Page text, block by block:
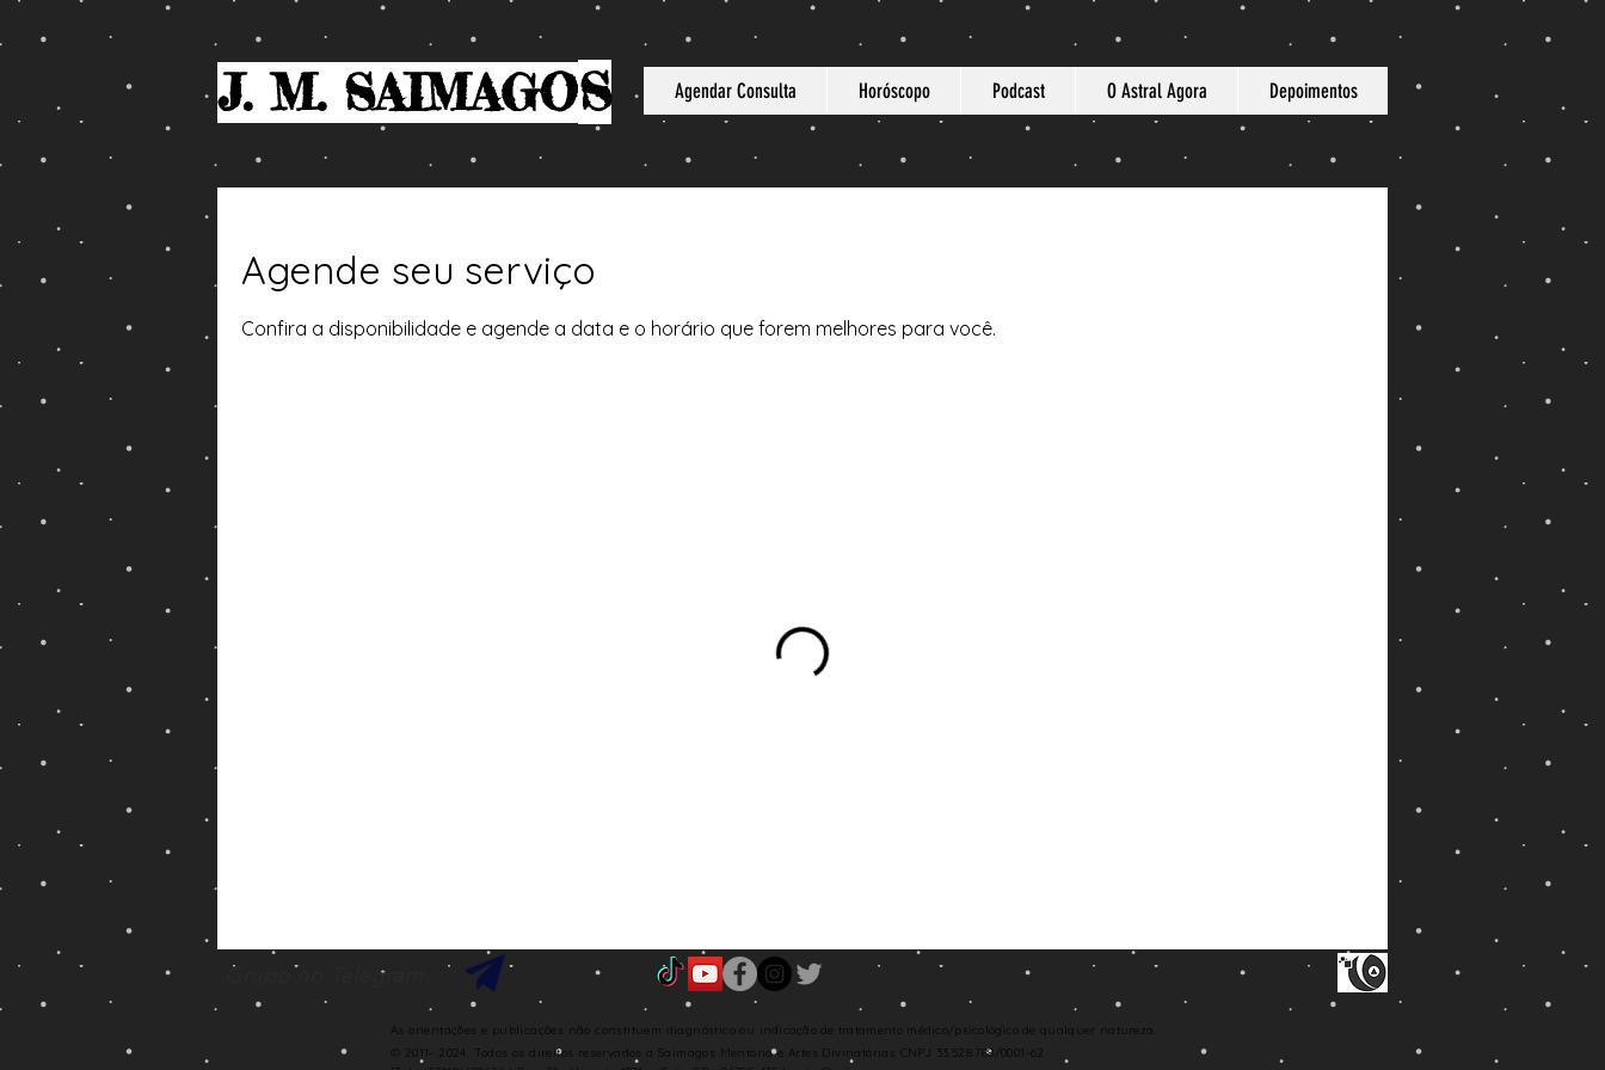
J. M. SAIMAGOS Agendar Consulta Horóscopo Podcast O Astral Agora Depoimentos
Agende seu serviço
Confira a disponibilidade e agende a data e o horário que forem melhores para você.
Grupo no Telegram
As orientações e publicações não constituem diagnóstico ou indicação de tratamento médico/ psicológico
de qualquer natureza.
© 2011- 2024. Todos os direitos reservados a Saimagos Mentoria e Artes Divinatórias CNPJ 33.528.788/0001-62